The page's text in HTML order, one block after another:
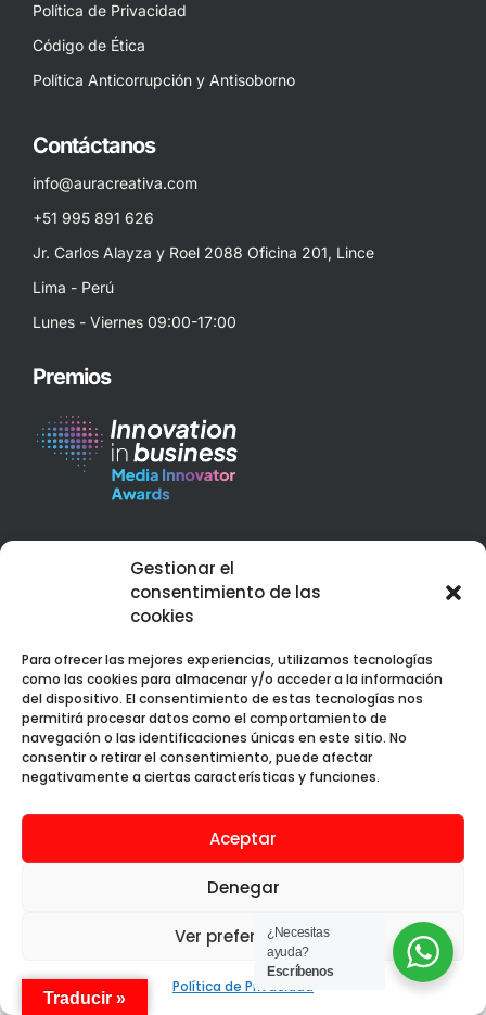
Gestionar el
consentimiento de las
cookies
Para ofrecer las mejores experiencias, utilizamos tecnologías
como las cookies para almacenar y/o acceder a la información
del dispositivo. El consentimiento de estas tecnologías nos
permitirá procesar datos como el comportamiento de
navegación o las identificaciones únicas en este sitio. No
consentir o retirar el consentimiento, puede afectar
negativamente a ciertas características y funciones.
Aceptar
Denegar
Ver preferencias
Política de Privacidad
Política de Privacidad
Código de Ética
Política Anticorrupción y Antisoborno
Contáctanos
info@auracreativa.com
+51 995 891 626
Jr. Carlos Alayza y Roel 2088 Oficina 201, Lince
Lima - Perú
Lunes - Viernes 09:00-17:00
Premios
Web Design Services Excellence Award 2023 – Peru
Web premiada con el Premio Internacional OX
Aura Creativa SAC © 2019 - 2025. Todos los
derechos reservados.
Traducir »
¿Necesitas
ayuda?
Escríbenos